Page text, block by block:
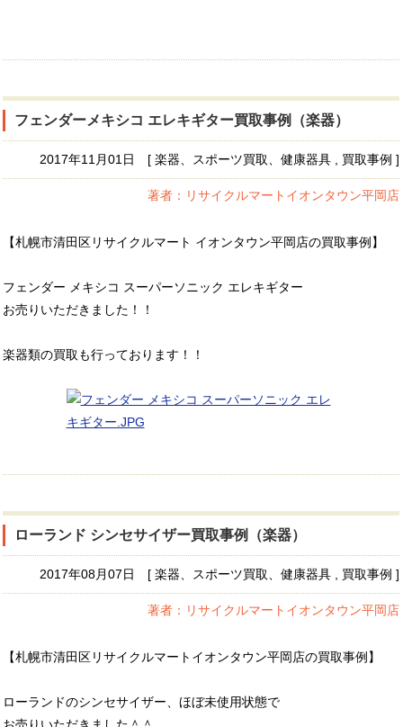
フェンダーメキシコ エレキギター買取事例（楽器）
2017年11月01日 [ 楽器、スポーツ買取、健康器具 , 買取事例 ]
著者：リサイクルマートイオンタウン平岡店
【札幌市清田区リサイクルマート イオンタウン平岡店の買取事例】
フェンダー メキシコ スーパーソニック エレキギター
お売りいただきました！！
楽器類の買取も行っております！！
ローランド シンセサイザー買取事例（楽器）
2017年08月07日 [ 楽器、スポーツ買取、健康器具 , 買取事例 ]
著者：リサイクルマートイオンタウン平岡店
【札幌市清田区リサイクルマートイオンタウン平岡店の買取事例】
ローランドのシンセサイザー、ほぼ未使用状態で